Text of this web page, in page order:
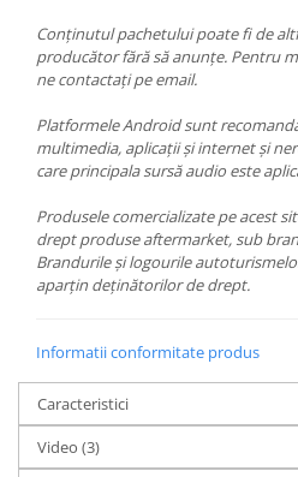
Conținutul pachetului poate fi de
producător fără să anunțe. Pentru
ne contactați pe email.
Platformele Android sunt
multimedia, aplicații și internet și
care principala sursă audio este
Produsele comercializate pe acest
drept produse aftermarket, sub
Brandurile și logourile
aparțin deținătorilor de drept.
Informatii conformitate produs
Caracteristici
Video (3)